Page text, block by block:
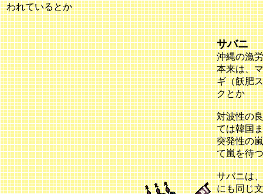
われているとか
サバニ
沖縄の漁
本来は、
ギ（飫肥
クとか
対波性の
ては韓国
突発性の
て嵐を待
サバニは
にも同じ